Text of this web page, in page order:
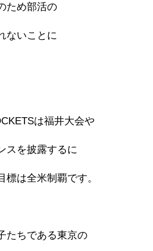
ため部活の
ないことに
は福井大会や
スを披露するに
標は全米制覇です。
たちである東京の